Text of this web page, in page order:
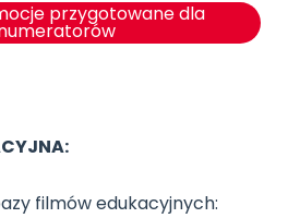
przygotowane dla
filmów edukacyjnych: